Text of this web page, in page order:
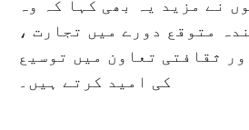
متوقع دورے میں تجارت ،
ثقافتی تعاون میں توسیع
کی امید کرتے ہیں۔